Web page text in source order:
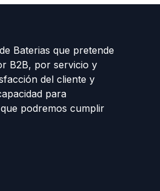
Baterias que pretende
B2B, por servicio y
del cliente y
para
podremos cumplir